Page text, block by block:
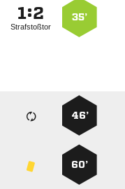
35’
:
Strafstoßtor
46’
60’